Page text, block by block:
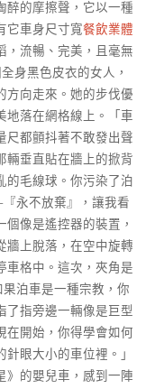
醉的摩擦聲，它以一種
它車身尺寸寬餐飲業體
，流暢、完美，且毫無
身黑色皮衣的女人，
方向走來。她的步伐優
地落在網格線上。「車
尺都顫抖著不敢發出聲
輛垂直貼在牆上的掀背
的毛線球。你污染了泊
永不放棄』，讓我看
像是遙控器的裝置，
牆上脫落，在空中旋轉
車格中。這次，夾角是
泊車是一種宗教，你
了指旁邊一輛像是巨型
在開始，你得學會如何
眼大小的車位裡。」
》的嬰兒車，感到一陣